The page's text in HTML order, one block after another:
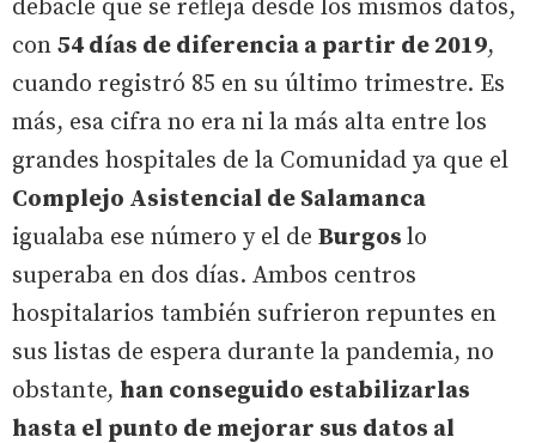
debacle que se refleja desde los mismos datos,
con 54 días de diferencia a partir de 2019,
cuando registró 85 en su último trimestre. Es
más, esa cifra no era ni la más alta entre los
grandes hospitales de la Comunidad ya que el
Complejo Asistencial de Salamanca
igualaba ese número y el de Burgos lo
superaba en dos días. Ambos centros
hospitalarios también sufrieron repuntes en
sus listas de espera durante la pandemia, no
obstante, han conseguido estabilizarlas
hasta el punto de mejorar sus datos al